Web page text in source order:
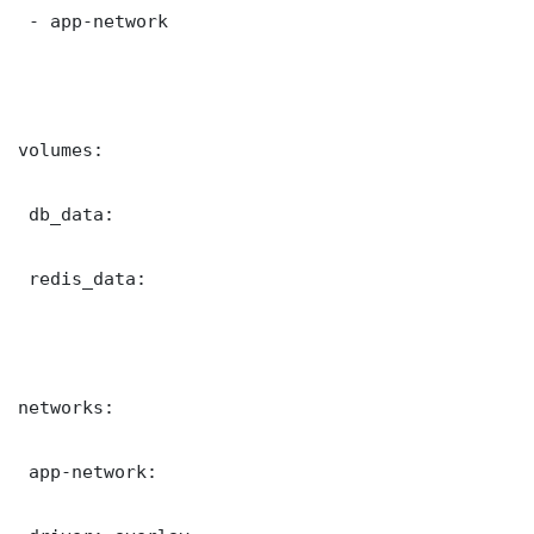
- app-network
volumes:
db_data:
redis_data:
networks:
app-network: